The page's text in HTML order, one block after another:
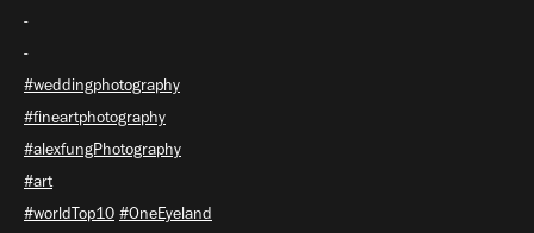
-
-
#weddingphotography
#fineartphotography
#alexfungPhotography
#art
#worldTop10 #OneEyeland